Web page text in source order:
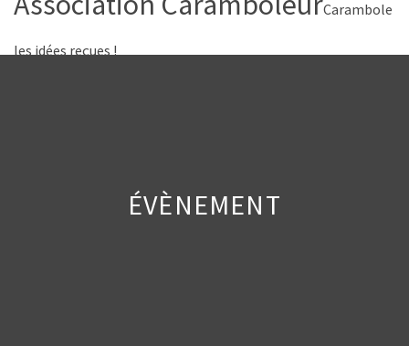
Carambole
les idées reçues !
ÉVÈNEMENT